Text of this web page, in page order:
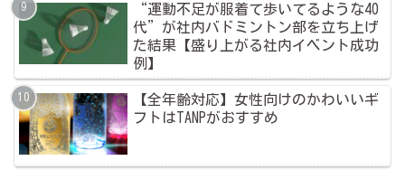
“運動不足が服着て歩いてるような40
代”が社内バドミントン部を立ち上げ
た結果【盛り上がる社内イベント成功
例】
【全年齢対応】女性向けのかわいいギ
フトはTANPがおすすめ